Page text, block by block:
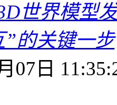
世界模型
”的关键一步
07日